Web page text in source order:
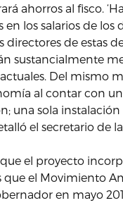
ahorros al fisco.
los salarios de los
directores de estas
sustancialmente
Del mismo
al contar con
una sola instalación
el secretario de
el proyecto
que el Movimiento
en mayo